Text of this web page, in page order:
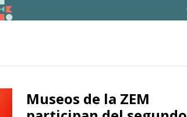
Museos de la ZEM